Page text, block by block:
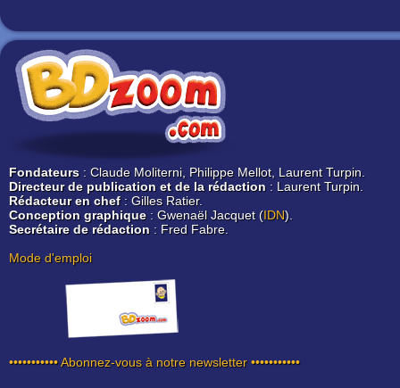
Fondateurs : Claude Moliterni, Philippe Mellot, Laurent Turpin.
Directeur de publication et de la rédaction : Laurent Turpin.
Rédacteur en chef: Gilles Ratier.
Conception graphique: Gwenaël Jacquet (IDN).
Secrétaire de rédaction : Fred Fabre.
Mode d'emploi
••••••••••• Abonnez-vous à notre newsletter •••••••••••